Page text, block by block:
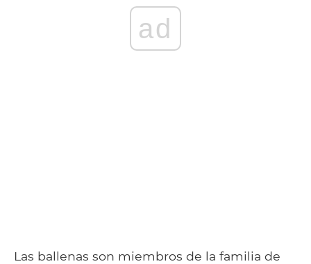
ad
Las ballenas son miembros de la familia de